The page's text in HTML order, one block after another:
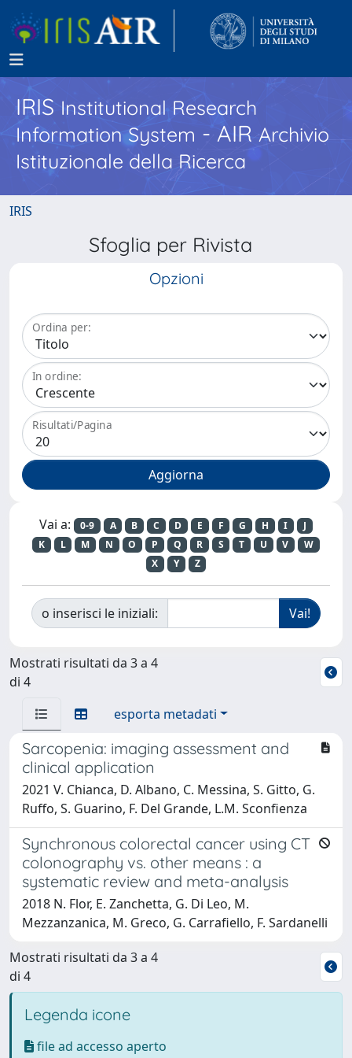
IRISInstitutional Research
Information System - AIR Archivio
Istituzionale della Ricerca
IRIS
Sfoglia per Rivista
Opzioni
Ordina per:
In ordine:
Risultati/Pagina
Vai a: 0-9 A B C D E F G H I
J
K
L M N O P Q R S T U V
W
X
Y Z
o inserisci le iniziali:
Mostrati risultati da 3 a 4
di 4
esporta metadati
Sarcopenia: imaging assessment and
clinical application
2021 V. Chianca, D. Albano, C. Messina, S. Gitto, G.
Ruffo, S. Guarino, F. Del Grande, L.M. Sconfienza
Synchronous colorectal cancer using CT
colonography vs. other means : a
systematic review and meta-analysis
2018 N. Flor, E. Zanchetta, G. Di Leo, M.
Mezzanzanica, M. Greco, G. Carrafiello, F. Sardanelli
Mostrati risultati da 3 a 4
di 4
Legenda icone
file ad accesso aperto